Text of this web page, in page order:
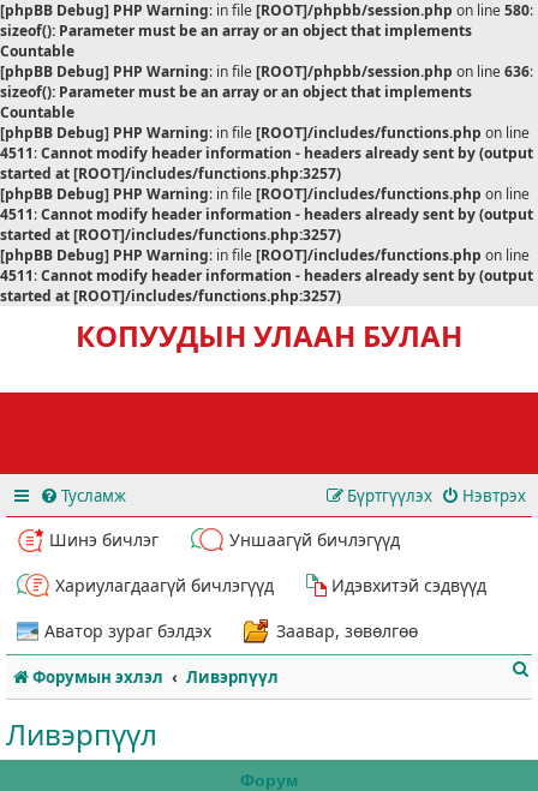
[phpBB Debug] PHP Warning: in file[ROOT]/phpbb/session.php on line580:
sizeof(): Parameter must be an array or an object that implements
Countable
[phpBB Debug] PHP Warning: in file[ROOT]/phpbb/session.php on line636:
sizeof(): Parameter must be an array or an object that implements
Countable
[phpBB Debug] PHP Warning: in file[ROOT]/includes/functions.php on line
4511:Cannot modify header information - headers already sent by (output
started at [ROOT]/includes/functions.php:3257)
[phpBB Debug] PHP Warning: in file[ROOT]/includes/functions.php on line
4511:Cannot modify header information - headers already sent by (output
started at [ROOT]/includes/functions.php:3257)
[phpBB Debug] PHP Warning: in file[ROOT]/includes/functions.php on line
4511:Cannot modify header information - headers already sent by (output
started at [ROOT]/includes/functions.php:3257)
КОПУУДЫН УЛААН БУЛАН
Тусламж Нэвтрэх
Бүртгүүлэх
Шинэ бичлэг
Уншаагүй бичлэгүүд
Хариулагдаагүй бичлэгүүд
Идэвхитэй сэдвүүд
Аватор зураг бэлдэх
Заавар, зөвөлгөө
Форумын эхлэл Ливэрпүүл
Ливэрпүүл
Форум